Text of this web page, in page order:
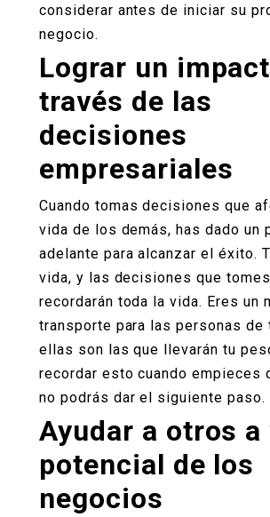
considerar antes de iniciar su
negocio.
Lograr un
través de las
decisiones
empresariales
Cuando tomas decisiones que
vida de los demás, has dado un
adelante para alcanzar el éxito.
vida, y las decisiones que
recordarán toda la vida. Eres un
transporte para las personas de
ellas son las que llevarán tu
recordar esto cuando empieces
no podrás dar el siguiente paso.
Ayudar a otros a
potencial de los
negocios